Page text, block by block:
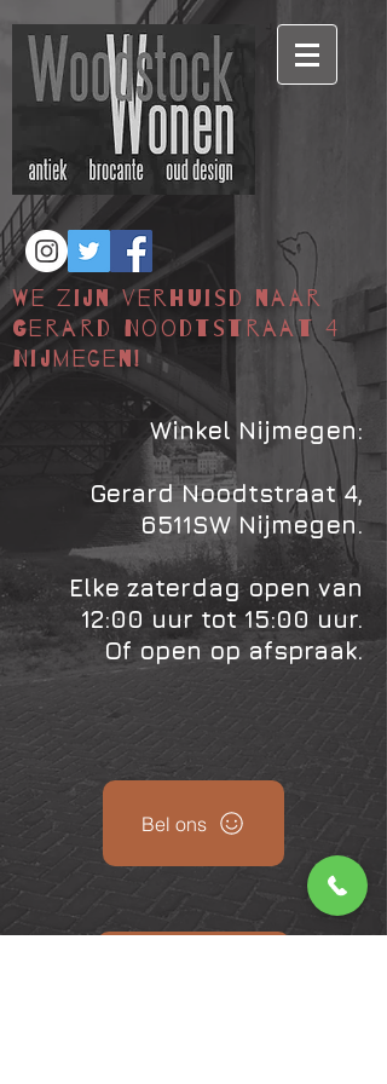
We zijn verhuisd naar
Gerard Noodtstraat 4
Nijmegen!
Winkel Nijmegen:
Gerard Noodtstraat 4,
6511SW Nijmegen.
Elke zaterdag open van
12:00 uur tot 15:00 uur.
Of open op afspraak.
Bel ons